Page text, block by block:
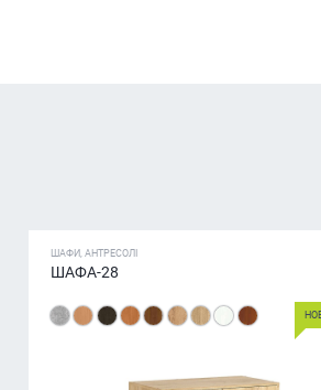
ШАФИ, АНТРЕСОЛІ
ШАФА-28